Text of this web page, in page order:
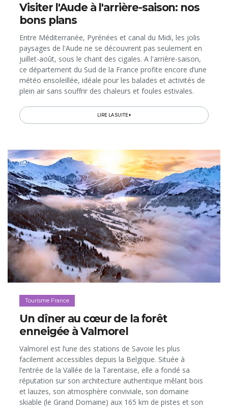
Visiter l'Aude à l'arrière-saison: nos
bons plans
Entre Méditerranée, Pyrénées et canal du Midi, les jolis
paysages de l'Aude ne se découvrent pas seulement en
juillet-août, sous le chant des cigales. A l'arrière-saison,
ce département du Sud de la France profite encore d’une
météo ensoleillée, idéale pour les balades et activités de
plein air sans souffrir des chaleurs et foules estivales.
LIRE LA SUITE
Tourisme France
Un dîner au cœur de la forêt
enneigée à Valmorel
Valmorel est l’une des stations de Savoie les plus
facilement accessibles depuis la Belgique. Située à
l’entrée de la Vallée de la Tarentaise, elle a fondé sa
réputation sur son architecture authentique mêlant bois
et lauzes, son atmosphère conviviale, son domaine
skiable (le Grand Domaine) aux 165 km de pistes et son